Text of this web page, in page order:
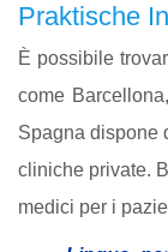
Praktische
È possibile
come
Spagna dispone
cliniche private.
medici per i